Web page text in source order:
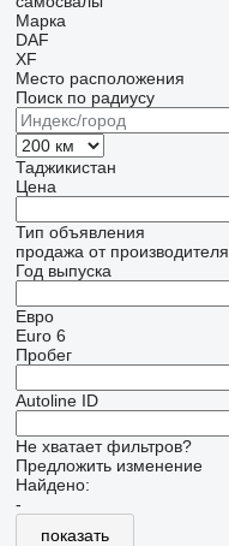
Марка
DAF
XF
Место расположения
Поиск по радиусу
Таджикистан
Цена
Тип объявления
продажа от производителя
Год выпуска
Евро
Euro 6
Пробег
Autoline ID
Не хватает фильтров?
Предложить изменение
Найдено:
-
показать